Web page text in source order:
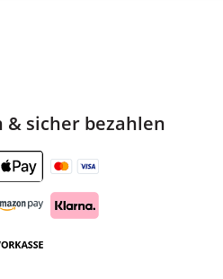
& sicher bezahlen